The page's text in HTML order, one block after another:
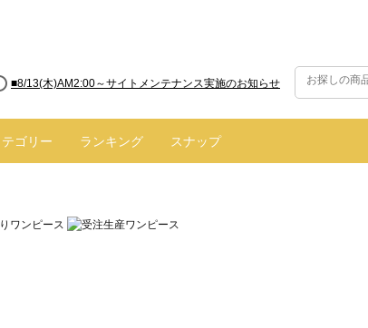
■8/13(木)AM2:00～サイトメンテナンス実施のお知らせ
テゴリー ランキング スナップ